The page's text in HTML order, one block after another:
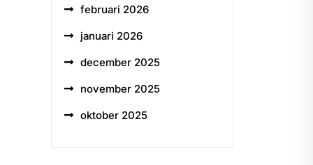
februari 2026
januari 2026
december 2025
november 2025
oktober 2025